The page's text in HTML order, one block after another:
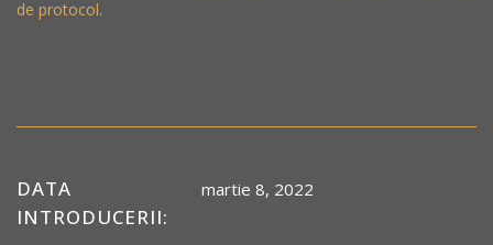
de protocol.
DATA
INTRODUCERII:
martie 8, 2022